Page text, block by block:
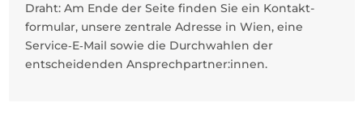
Draht: Am Ende der Seite finden Sie ein Kontakt­
formular, unsere zentrale Adresse in Wien, eine
Service‑E‑Mail sowie die Durch­wahlen der
entscheidenden Ansprechpartner:innen.